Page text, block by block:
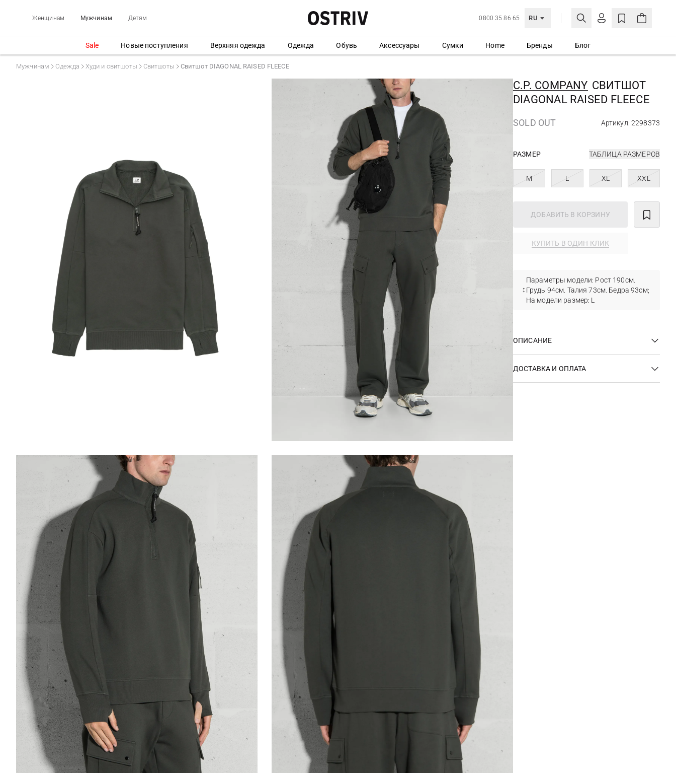
Женщинам Мужчинам Детям 0800 35 86 65 RU
ЛИЧНЫЙ КАБИНЕТ
Еще не зарегистрированы?
СОЗДАТЬ УЧЕТНУЮ ЗАПИСЬ
Sale Новые поступления Верхняя одежда Одежда Обувь Аксессуары Сумки Home Бренды Блог
Мужчинам Одежда Худи и свитшоты Свитшоты Свитшот DIAGONAL RAISED FLEECE
C.P. COMPANY СВИТШОТ
DIAGONAL RAISED FLEECE
SOLD OUT Артикул: 2298373
РАЗМЕР ТАБЛИЦА РАЗМЕРОВ
M L XL XXL
ДОБАВИТЬ В КОРЗИНУ
КУПИТЬ В ОДИН КЛИК
Параметры модели: Рост 190см.
Грудь 94см. Талия 73см. Бедра 93см;
На модели размер: L
ОПИСАНИЕ
ДОСТАВКА И ОПЛАТА